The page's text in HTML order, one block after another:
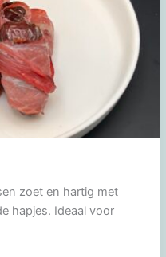
zoet en hartig met
hapjes. Ideaal voor